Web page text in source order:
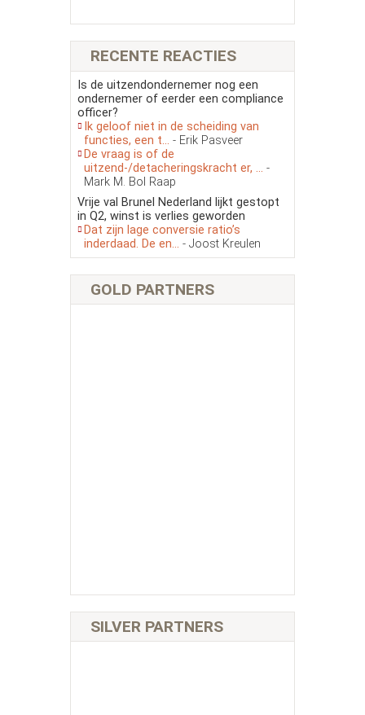
RECENTE REACTIES
Is de uitzendondernemer nog een
ondernemer of eerder een compliance
officer?
Ik geloof niet in de scheiding van
functies, een t... - Erik Pasveer
De vraag is of de
uitzend-/detacheringskracht er, ... -
Mark M. Bol Raap
Vrije val Brunel Nederland lijkt gestopt
in Q2, winst is verlies geworden
Dat zijn lage conversie ratio’s
inderdaad. De en... - Joost Kreulen
GOLD PARTNERS
SILVER PARTNERS